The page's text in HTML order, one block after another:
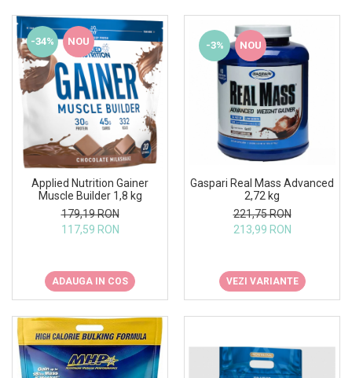
-34% NOU
Applied Nutrition Gainer
Muscle Builder 1,8 kg
179,19 RON
117,59 RON
ADAUGA IN COS
-3% NOU
Gaspari Real Mass Advanced
2,72 kg
221,75 RON
213,99 RON
VEZI VARIANTE